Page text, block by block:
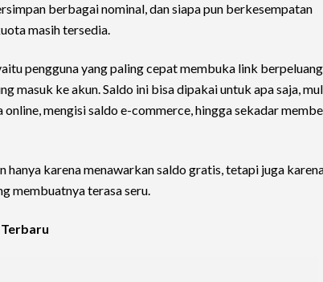
berbagai nominal, dan siapa pun berkesempatan
masih tersedia.
pengguna yang paling cepat membuka link berpeluang
masuk ke akun. Saldo ini bisa dipakai untuk apa saja,
mengisi saldo e-commerce, hingga sekadar
hanya karena menawarkan saldo gratis, tetapi juga
membuatnya terasa seru.